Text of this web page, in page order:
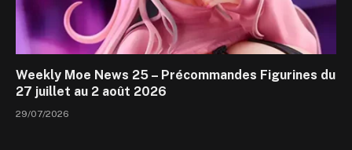
Weekly Moe News 25 – Précommandes Figurines du
27 juillet au 2 août 2026
29/07/2026